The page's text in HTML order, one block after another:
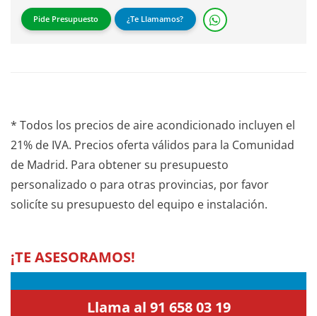
Pide Presupuesto ¿Te Llamamos?
* Todos los precios de aire acondicionado incluyen el
21% de IVA. Precios oferta válidos para la Comunidad
de Madrid. Para obtener su presupuesto
personalizado o para otras provincias, por favor
solicíte su presupuesto del equipo e instalación.
¡TE ASESORAMOS!
Llama al 91 658 03 19